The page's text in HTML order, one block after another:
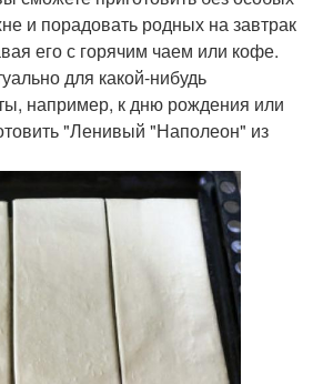
и порадовать родных на завтрак
его с горячим чаем или кофе.
для какой-нибудь
например, к дню рождения или
"Ленивый "Наполеон" из